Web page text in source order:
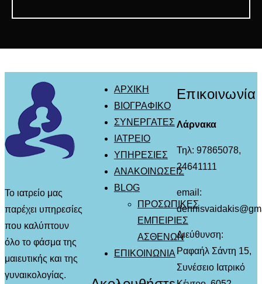
Το ιατρείο μας
παρέχει υπηρεσίες
που καλύπτουν
όλο το φάσμα της
μαιευτικής και της
γυναικολογίας.
ΑΡΧΙΚΗ
ΒΙΟΓΡΑΦΙΚΟ
ΣΥΝΕΡΓΑΤΕΣ
ΙΑΤΡΕΙΟ
ΥΠΗΡΕΣΙΕΣ
ΑΝΑΚΟΙΝΩΣΕΙΣ
BLOG
ΠΡΟΣΩΠΙΚΕΣ
ΕΜΠΕΙΡΙΕΣ
ΑΣΘΕΝΩΝ
ΕΠΙΚΟΙΝΩΝΙΑ
Επικοινωνία
Λάρνακα
Τηλ: 97865078,
24641111
email:
Διεύθυνση:
Ραφαήλ Σάντη 15,
Συνέσειο Ιατρικό